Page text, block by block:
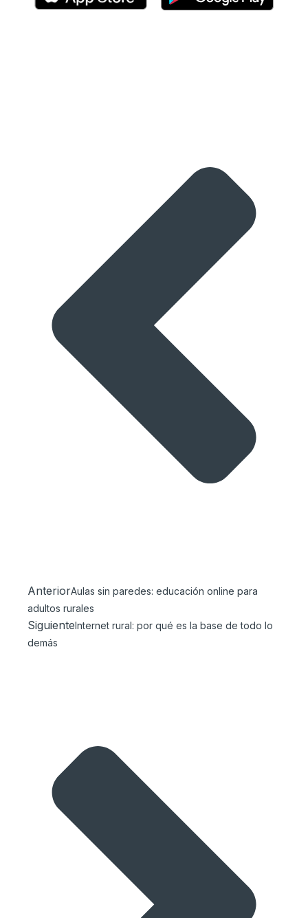
AnteriorAulas sin paredes: educación online para
adultos rurales
SiguienteInternet rural: por qué es la base de todo lo
demás